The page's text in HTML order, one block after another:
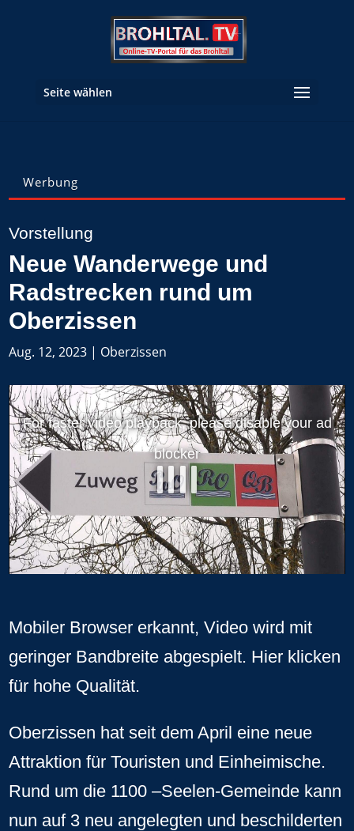
Seite wählen
Werbung
Vorstellung
Neue Wanderwege und
Radstrecken rund um
Oberzissen
Aug. 12, 2023 | Oberzissen
Mobiler Browser erkannt, Video wird mit
geringer Bandbreite abgespielt. Hier klicken
für hohe Qualität.
Oberzissen hat seit dem April eine neue
Attraktion für Touristen und Einheimische.
Rund um die 1100 –Seelen-Gemeinde kann
nun auf 3 neu angelegten und beschilderten